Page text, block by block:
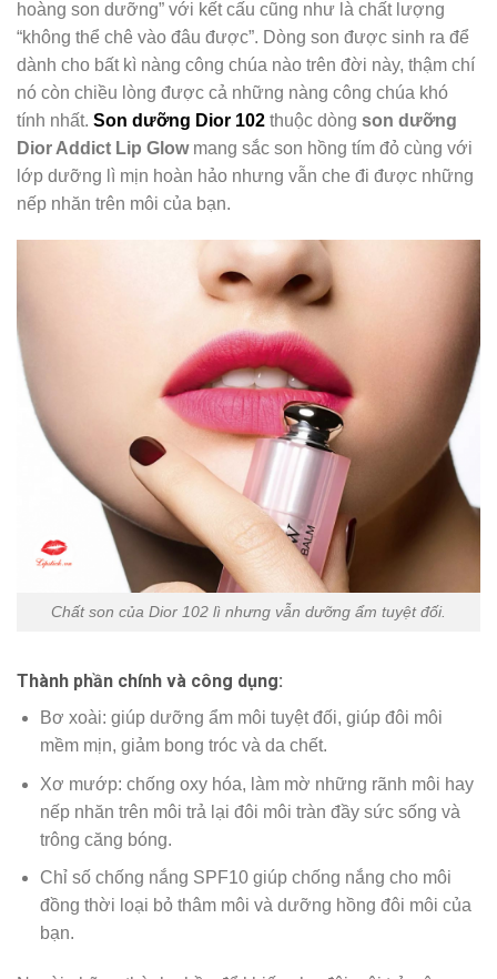
hoàng son dưỡng” với kết cấu cũng như là chất lượng
“không thể chê vào đâu được”. Dòng son được sinh ra để
dành cho bất kì nàng công chúa nào trên đời này, thậm chí
nó còn chiều lòng được cả những nàng công chúa khó
tính nhất. Son dưỡng Dior 102 thuộc dòng son dưỡng
Dior Addict Lip Glowmang sắc son hồng tím đỏ cùng với
lớp dưỡng lì mịn hoàn hảo nhưng vẫn che đi được những
nếp nhăn trên môi của bạn.
Chất son của Dior 102 lì nhưng vẫn dưỡng ẩm tuyệt đối.
Thành phần chính và công dụng:
Bơ xoài: giúp dưỡng ẩm môi tuyệt đối, giúp đôi môi
mềm mịn, giảm bong tróc và da chết.
Xơ mướp: chống oxy hóa, làm mờ những rãnh môi hay
nếp nhăn trên môi trả lại đôi môi tràn đầy sức sống và
trông căng bóng.
Chỉ số chống nắng SPF10 giúp chống nắng cho môi
đồng thời loại bỏ thâm môi và dưỡng hồng đôi môi của
bạn.